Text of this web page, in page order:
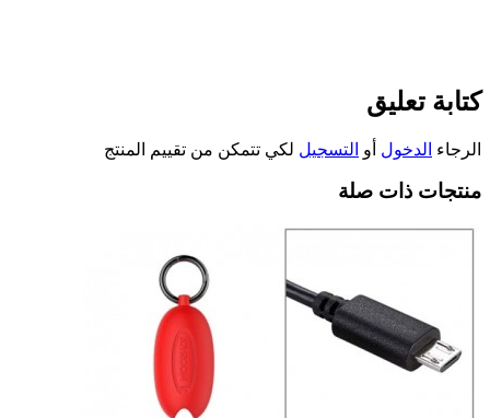
كتابة تعليق
الرجاء الدخول أو التسجيل لكي تتمكن من تقييم المنتج
منتجات ذات صلة